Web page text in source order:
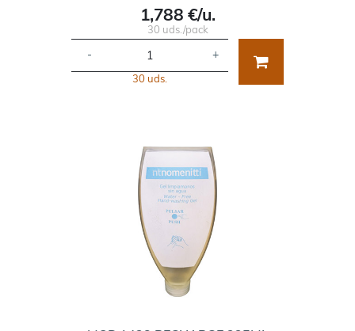
1,788 €/u.
30 uds./pack
- +
30 uds.